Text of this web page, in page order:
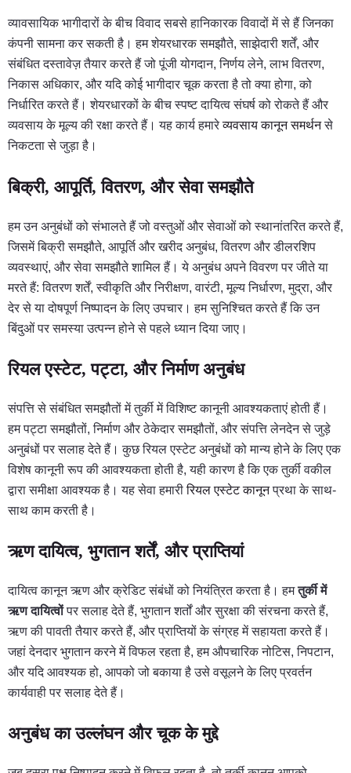
व्यावसायिक भागीदारों के बीच विवाद सबसे हानिकारक विवादों में से हैं जिनका
कंपनी सामना कर सकती है। हम शेयरधारक समझौते, साझेदारी शर्तें, और
संबंधित दस्तावेज़ तैयार करते हैं जो पूंजी योगदान, निर्णय लेने, लाभ वितरण,
निकास अधिकार, और यदि कोई भागीदार चूक करता है तो क्या होगा, को
निर्धारित करते हैं। शेयरधारकों के बीच स्पष्ट दायित्व संघर्ष को रोकते हैं और
व्यवसाय के मूल्य की रक्षा करते हैं। यह कार्य हमारेव्यवसाय कानून समर्थनसे
निकटता से जुड़ा है।
बिक्री, आपूर्ति, वितरण, और सेवा समझौते
हम उन अनुबंधों को संभालते हैं जो वस्तुओं और सेवाओं को स्थानांतरित करते हैं,
जिसमें बिक्री समझौते, आपूर्ति और खरीद अनुबंध, वितरण और डीलरशिप
व्यवस्थाएं, और सेवा समझौते शामिल हैं। ये अनुबंध अपने विवरण पर जीते या
मरते हैं: वितरण शर्तें, स्वीकृति और निरीक्षण, वारंटी, मूल्य निर्धारण, मुद्रा, और
देर से या दोषपूर्ण निष्पादन के लिए उपचार। हम सुनिश्चित करते हैं कि उन
बिंदुओं पर समस्या उत्पन्न होने से पहले ध्यान दिया जाए।
रियल एस्टेट, पट्टा, और निर्माण अनुबंध
संपत्ति से संबंधित समझौतों में तुर्की में विशिष्ट कानूनी आवश्यकताएं होती हैं।
हम पट्टा समझौतों, निर्माण और ठेकेदार समझौतों, और संपत्ति लेनदेन से जुड़े
अनुबंधों पर सलाह देते हैं। कुछ रियल एस्टेट अनुबंधों को मान्य होने के लिए एक
विशेष कानूनी रूप की आवश्यकता होती है, यही कारण है कि एक तुर्की वकील
द्वारा समीक्षा आवश्यक है। यह सेवा हमारीरियल एस्टेट कानूनप्रथा के साथ-
साथ काम करती है।
ऋण दायित्व, भुगतान शर्तें, और प्राप्तियां
दायित्व कानून ऋण और क्रेडिट संबंधों को नियंत्रित करता है। हमतुर्की में
ऋण दायित्वोंपर सलाह देते हैं, भुगतान शर्तों और सुरक्षा की संरचना करते हैं,
ऋण की पावती तैयार करते हैं, और प्राप्तियों के संग्रह में सहायता करते हैं।
जहां देनदार भुगतान करने में विफल रहता है, हम औपचारिक नोटिस, निपटान,
और यदि आवश्यक हो, आपको जो बकाया है उसे वसूलने के लिए प्रवर्तन
कार्यवाही पर सलाह देते हैं।
अनुबंध का उल्लंघन और चूक के मुद्दे